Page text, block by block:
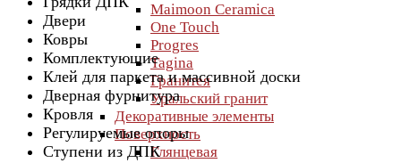
Maimoon Ceramica
One Touch
Progres
Tagina
Гранитея
Уральский гранит
Декоративные элементы
Поверхность
Глянцевая
Двери
Ковры
Комплектующие
Клей для паркета и массивной доски
Дверная фурнитура
Кровля
Регулируемые опоры
Ступени из ДПК